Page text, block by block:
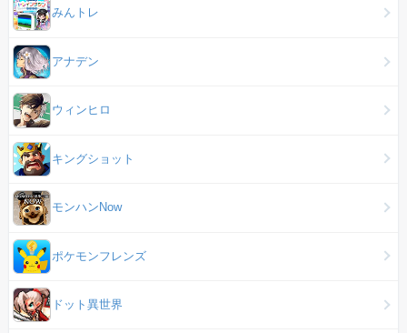
みんトレ
アナデン
ウィンヒロ
キングショット
モンハンNow
ポケモンフレンズ
ドット異世界